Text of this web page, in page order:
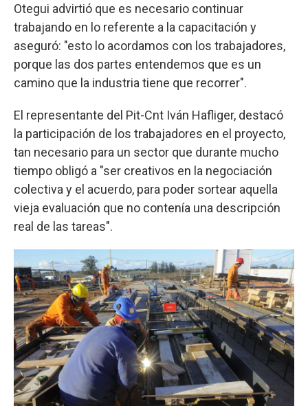
Otegui advirtió que es necesario continuar
trabajando en lo referente a la capacitación y
aseguró: "esto lo acordamos con los trabajadores,
porque las dos partes entendemos que es un
camino que la industria tiene que recorrer".
El representante del Pit-Cnt Iván Hafliger, destacó
la participación de los trabajadores en el proyecto,
tan necesario para un sector que durante mucho
tiempo obligó a "ser creativos en la negociación
colectiva y el acuerdo, para poder sortear aquella
vieja evaluación que no contenía una descripción
real de las tareas".